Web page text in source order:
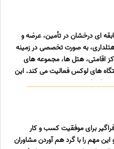
ای درخشان در تأمین، عرضه و
به صورت تخصصی در زمینه
اقامتی، هتل ها، مجموعه های
های لوکس فعالیت می کند. این
و استا ... ...
فراگیر برای موفقیت کسب و کار
مهم را با گرد هم آوردن مشاوران